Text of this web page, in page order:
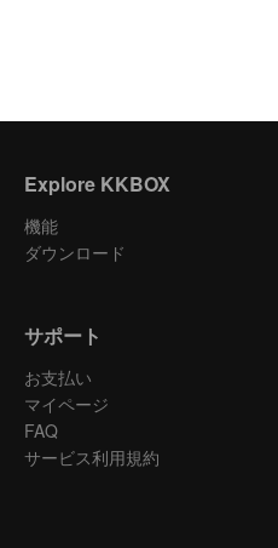
Explore KKBOX
機能
ダウンロード
サポート
お支払い
マイページ
FAQ
サービス利用規約